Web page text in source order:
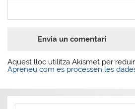
Aquest lloc utilitza Akismet per
Apreneu com es processen les